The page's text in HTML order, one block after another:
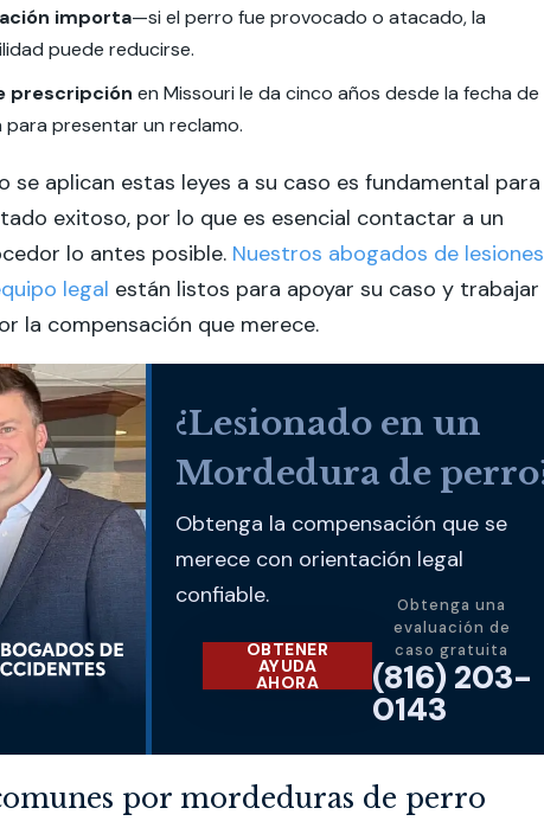
importa—si el perro fue provocado o atacado, la
puede reducirse.
prescripción en Missouri le da cinco años desde la fecha de
presentar un reclamo.
se aplican estas leyes a su caso es fundamental para
exitoso, por lo que es esencial contactar a un
lo antes posible. Nuestros abogados de lesiones
legal están listos para apoyar su caso y trabajar
la compensación que merece.
¿Lesionado en un
Mordedura de
Obtenga la compensación que se
merece con orientación legal
confiable.
OBTENER
AYUDA
AHORA
Obtenga una
evaluación de
caso gratuita
(816) 203-
0143
por mordeduras de perro